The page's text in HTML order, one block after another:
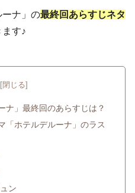
ーナ」の最終回あらすじネタ
す♪
ナ」最終回のあらすじは？
「ホテルデルーナ」のラス
ン